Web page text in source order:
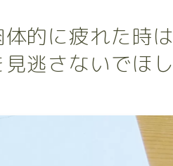
責事項的に疲れた時は
逃さないでほし